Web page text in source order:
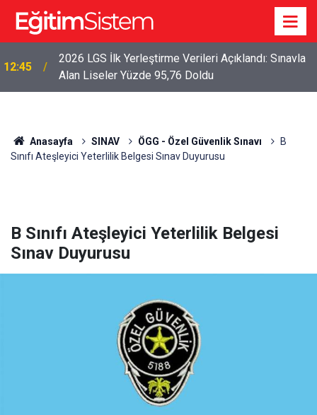
12:45
2026 LGS İlk Yerleştirme Verileri Açıklandı: Sınavla
Alan Liseler Yüzde 95,76 Doldu
Anasayfa SINAV ÖGG - Özel Güvenlik Sınavı
B
Sınıfı Ateşleyici Yeterlilik Belgesi Sınav Duyurusu
B Sınıfı Ateşleyici Yeterlilik Belgesi
Sınav Duyurusu